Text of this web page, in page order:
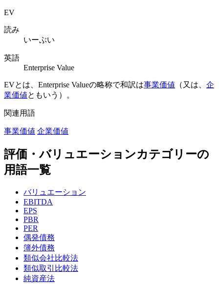
EV
読み
いーぶい
英語
Enterprise Value
EVとは、Enterprise Valueの略称で和訳は事業価値 （又は、 企
業価値ともいう）。
関連用語
事業価値 企業価値
評価・バリュエーションカテゴリーの
用語一覧
バリュエーション
EBITDA
EPS
PBR
PER
偶発債務
簿外債務
類似会社比較法
類似取引比較法
純資産法